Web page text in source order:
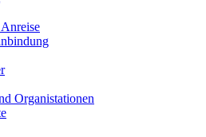
Organistationen